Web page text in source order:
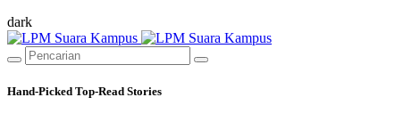
dark
Hand-Picked Top-Read Stories